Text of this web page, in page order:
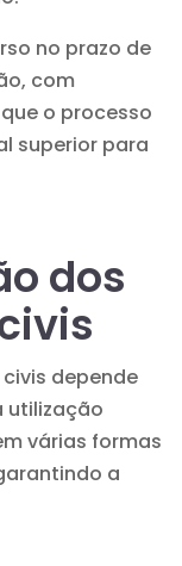
no prazo de
com
o processo
superior para
dos
depende
utilização
várias formas
a